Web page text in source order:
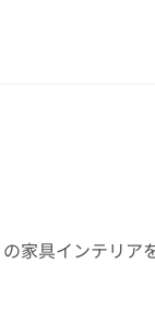
家具インテリア